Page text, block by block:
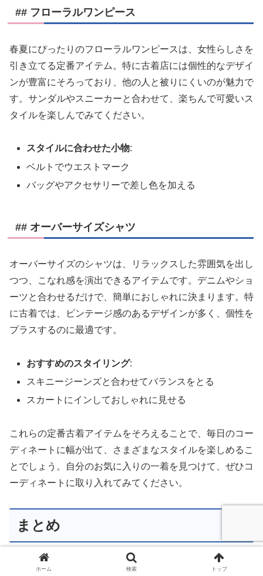
## フローラルワンピース
春夏にぴったりのフローラルワンピースは、女性らしさを
引き立てる定番アイテム。特に古着店には個性的なデザイ
ンが豊富にそろっており、他の人と被りにくいのが魅力で
す。サンダルやスニーカーと合わせて、楽ちんで可愛いス
タイルを楽しんでみてください。
スタイルに合わせた小物:
ベルトでウエストマーク
バッグやアクセサリーで差し色を加える
## オーバーサイズシャツ
オーバーサイズのシャツは、リラックスした雰囲気を出し
つつ、こなれ感を演出できるアイテムです。デニムやショ
ーツと合わせるだけで、簡単におしゃれに決まります。特
に古着では、ビンテージ感のあるデザインが多く、個性を
プラスするのに最適です。
おすすめのスタイリング:
スキニージーンズと合わせてバランスをとる
スカートにインしておしゃれに見せる
これらの定番古着アイテムをそろえることで、毎日のコー
ディネートに幅が出て、さまざまなスタイルを楽しめるこ
とでしょう。自分のお気に入りの一着を見つけて、ぜひコ
ーディネートに取り入れてみてください。
まとめ
レディース古着には、一点物の楽しさ、歴史を感じるデザ
ホーム 検索 トップ